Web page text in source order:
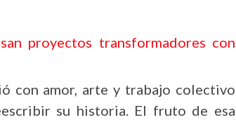
proyectos transformadores con
con amor, arte y trabajo colectivo
su historia. El fruto de esa